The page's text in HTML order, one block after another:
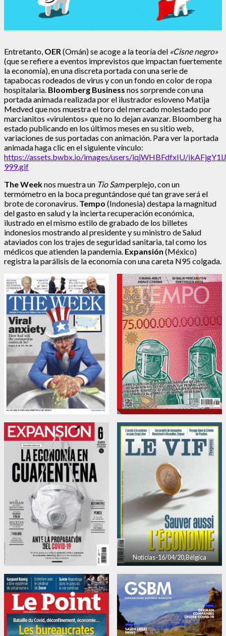
Entretanto, OER(Omán) se acoge a la teoría del «Cisne negro»
(que se refiere a eventos imprevistos que impactan fuertemente
la economía), en una discreta portada con una serie de
tapabocas rodeados de virus y con un fondo en color de ropa
hospitalaria. Bloomberg Business nos sorprende con una
portada animada realizada por el ilustrador esloveno Matija
Medved que nos muestra el toro del mercado molestado por
marcianitos «virulentos» que no lo dejan avanzar. Bloomberg ha
estado publicando en los últimos meses en su sitio web,
variaciones de sus portadas con animación. Para ver la portada
animada haga clic en el siguiente vínculo:
https://assets.bwbx.io/images/users/iqjWHBFdfxIU/
999.gif
The Weeknos muestra un Tio Samperplejo, con un
termómetro en la boca preguntándose qué tan grave será el
brote de coronavirus. Tempo (Indonesia) destapa la magnitud
del gasto en salud y la incierta recuperación económica,
ilustrado en el mismo estilo de grabado de los billetes
indonesios mostrando al presidente y su ministro de Salud
ataviados con los trajes de seguridad sanitaria, tal como los
médicos que atienden la pandemia. Expansión (México)
registra la parálisis de la economía con una careta N95 colgada.
Noticias-16/04/20,Bélgica